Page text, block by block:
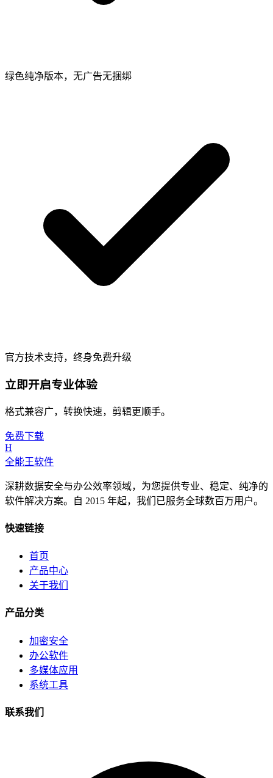
绿色纯净版本，无广告无捆绑
官方技术支持，终身免费升级
立即开启专业体验
格式兼容广，转换快速，剪辑更顺手。
免费下载
H
全能王软件
深耕数据安全与办公效率领域，为您提供专业、稳定、纯净的
软件解决方案。自 2015 年起，我们已服务全球数百万用户。
快速链接
首页
产品中心
关于我们
产品分类
加密安全
办公软件
多媒体应用
系统工具
联系我们